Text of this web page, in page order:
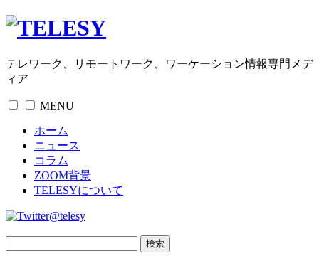
テレワーク、リモートワーク、ワーケーション情報専門メデ
ィア
MENU
ホーム
ニュース
コラム
ZOOM背景
TELESYについて
@telesy